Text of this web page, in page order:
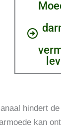
hindert de
kan